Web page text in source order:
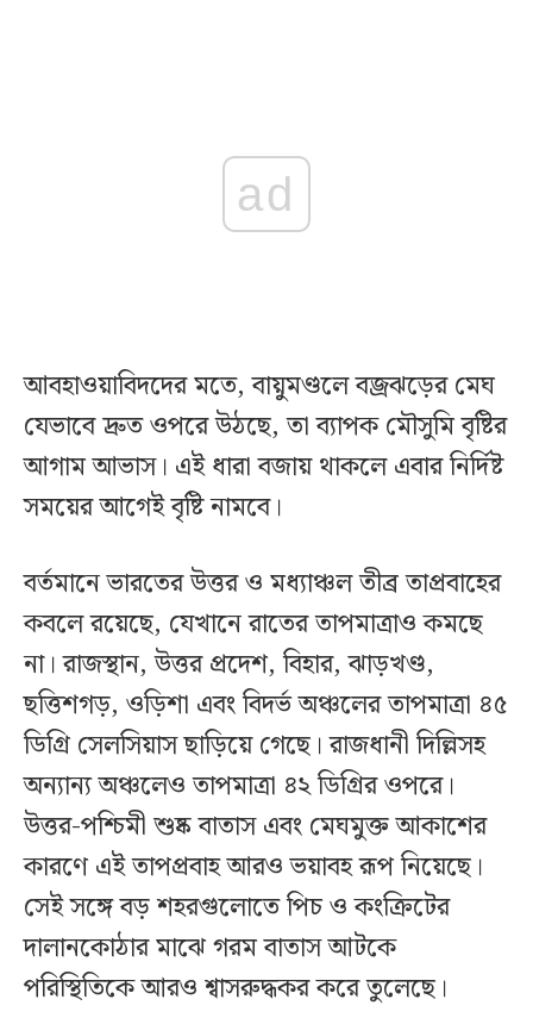
ad
আবহাওয়াবিদদের মতে, বায়ুমণ্ডলে বজ্রঝড়ের মেঘ
যেভাবে দ্রুত ওপরে উঠছে, তা ব্যাপক মৌসুমি বৃষ্টির
আগাম আভাস। এই ধারা বজায় থাকলে এবার নির্দিষ্ট
সময়ের আগেই বৃষ্টি নামবে।
বর্তমানে ভারতের উত্তর ও মধ্যাঞ্চল তীব্র তাপ্রবাহের
কবলে রয়েছে, যেখানে রাতের তাপমাত্রাও কমছে
না। রাজস্থান, উত্তর প্রদেশ, বিহার, ঝাড়খণ্ড,
ছত্তিশগড়, ওড়িশা এবং বিদর্ভ অঞ্চলের তাপমাত্রা ৪৫
ডিগ্রি সেলসিয়াস ছাড়িয়ে গেছে। রাজধানী দিল্লিসহ
অন্যান্য অঞ্চলেও তাপমাত্রা ৪২ ডিগ্রির ওপরে।
উত্তর-পশ্চিমী শুষ্ক বাতাস এবং মেঘমুক্ত আকাশের
কারণে এই তাপপ্রবাহ আরও ভয়াবহ রূপ নিয়েছে।
সেই সঙ্গে বড় শহরগুলোতে পিচ ও কংক্রিটের
দালানকোঠার মাঝে গরম বাতাস আটকে
পরিস্থিতিকে আরও শ্বাসরুদ্ধকর করে তুলেছে।